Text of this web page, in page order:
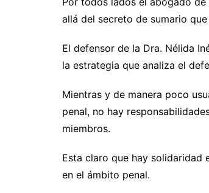
allá del secreto de sumario
El defensor de la Dra. Nélida
la estrategia que analiza el
Mientras y de manera poco
penal, no hay
miembros.
Esta claro que hay solidaridad
en el ámbito penal.